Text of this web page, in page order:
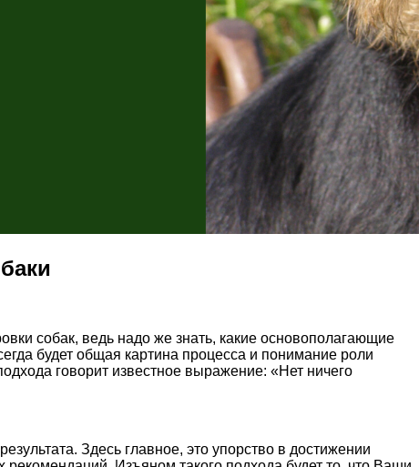
собак, ведь надо же знать, какие основополагающие
будет общая картина процесса и понимание роли
говорит известное выражение: «Нет ничего
Здесь главное, это упорство в достижении